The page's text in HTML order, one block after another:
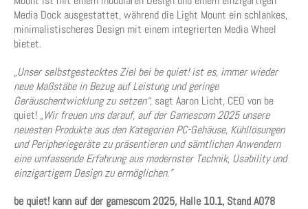
Media Dock ausgestattet, während die Light Mount ein schlankes,
minimalistischeres Design mit einem integrierten Media Wheel
bietet.
„Unser selbstgestecktes Ziel bei be quiet! ist es, immer wieder
neue Maßstäbe in Bezug auf Leistung und geringe
Geräuschentwicklung zu setzen“, sagt Aaron Licht, CEO von be
quiet! „Wir freuen uns darauf, auf der Gamescom 2025 unsere
neuesten Produkte aus den Kategorien PC-Gehäuse, Kühllösungen
und Peripheriegeräte zu präsentieren und sämtlichen Anwendern
eine umfassende Erfahrung aus modernster Technik, Usability und
einzigartigem Design zu ermöglichen.”
be quiet! kann auf der gamescom 2025, Halle 10.1, Stand A078